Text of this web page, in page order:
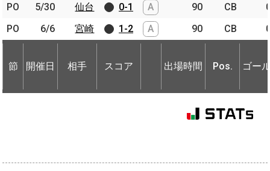
PO
5/30 仙台 0-1 A 90 CB
PO
6/6 宮崎 1-2 A 90 CB
節 開催日 相手 スコア 出場時間 Pos. ゴー
PO
5/30
仙台
PO
6/6 宮崎
節 開催日 相手